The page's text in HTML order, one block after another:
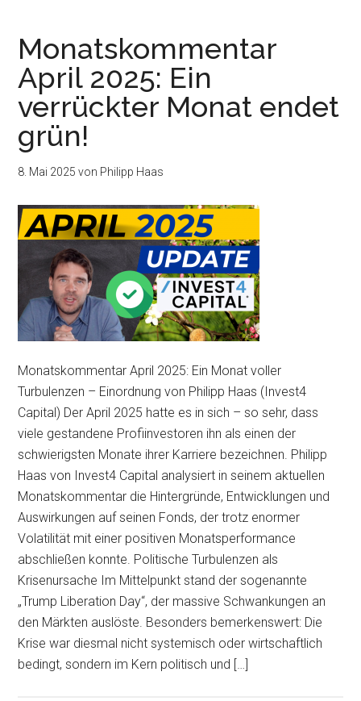
Monatskommentar
April 2025: Ein
verrückter Monat endet
grün!
8. Mai 2025 von Philipp Haas
Monatskommentar April 2025: Ein Monat voller
Turbulenzen – Einordnung von Philipp Haas (Invest4
Capital) Der April 2025 hatte es in sich – so sehr, dass
viele gestandene Profiinvestoren ihn als einen der
schwierigsten Monate ihrer Karriere bezeichnen. Philipp
Haas von Invest4 Capital analysiert in seinem aktuellen
Monatskommentar die Hintergründe, Entwicklungen und
Auswirkungen auf seinen Fonds, der trotz enormer
Volatilität mit einer positiven Monatsperformance
abschließen konnte. Politische Turbulenzen als
Krisenursache Im Mittelpunkt stand der sogenannte
„Trump Liberation Day“, der massive Schwankungen an
den Märkten auslöste. Besonders bemerkenswert: Die
Krise war diesmal nicht systemisch oder wirtschaftlich
bedingt, sondern im Kern politisch und […]